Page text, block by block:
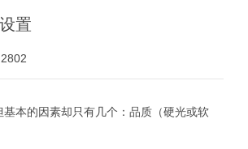
置
本的因素却只有几个：品质（硬光或软